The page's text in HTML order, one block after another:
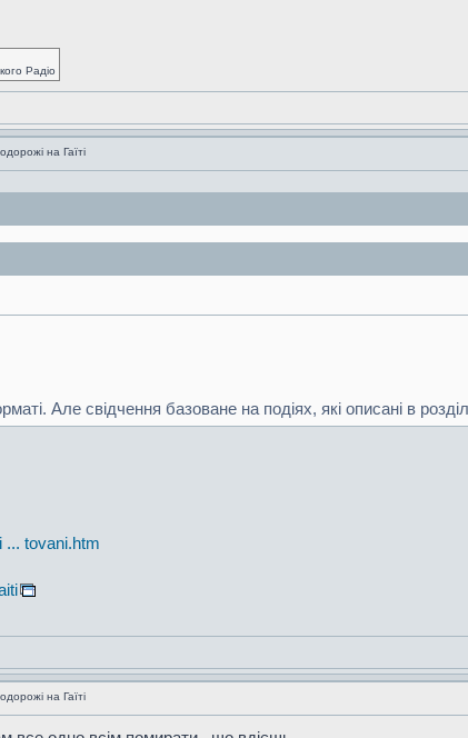
Радіо
на Гаїті
Але свідчення базоване на подіях, які описані в
... tovani.htm
на Гаїті